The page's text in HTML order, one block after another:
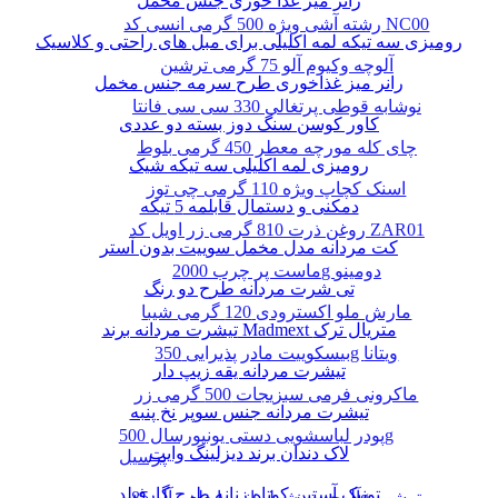
رشته آشی ویژه 500 گرمی انسی کد NC00
آلوچه وکیوم آلو 75 گرمی ترشین
نوشابه قوطی پرتغالی 330 سی سی فانتا
چای کله مورچه معطر 450 گرمی بلوط
اسنک کچاپ ویژه 110 گرمی چی توز
روغن ذرت 810 گرمی زر اویل کد ZAR01
ماست پر چرب 2000g دومینو
مارش ملو اکسترودی 120 گرمی شیبا
بیسکوییت مادر پذیرایی 350g ویتانا
ماکرونی فرمی سبزیجات 500 گرمی زر
پودر لباسشویی دستی یونیورسال 500g
پرسیل
رومیزی سه تیکه لمه اکلیلی برای مبل های راحتی و کلاسیک
رانر میز غذاخوری طرح سرمه جنس مخمل
کاور کوسن سنگ دوز بسته دو عددی
رومیزی لمه اکلیلی سه تیکه شیک
دمکنی و دستمال قابلمه 5 تیکه
کت مردانه مدل مخمل سوییت بدون آستر
تی شرت مردانه طرح دو رنگ
تیشرت مردانه برند Madmext متریال ترک
تیشرت مردانه یقه زیپ دار
تیشرت مردانه جنس سوپر نخ پنبه
لاک دندان برند دیزلینگ وایت
تونیک آستین کوتاه زنانه طرح گارفیلد